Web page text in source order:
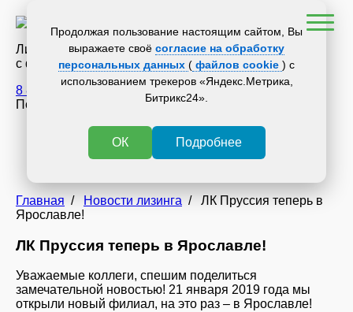
Лизинговая компания
с филиалами по всей России
8 800 700 34 36
Получить консультацию
Новости лизинга
Главная / Новости лизинга / ЛК Пруссия теперь в
Ярославле!
ЛК Пруссия теперь в Ярославле!
Уважаемые коллеги, cпешим поделиться
замечательной новостью! 21 января 2019 года мы
открыли новый филиал, на это раз – в Ярославле!
Продолжая пользование настоящим сайтом, Вы
выражаете своё согласие на обработку
персональных данных ( файлов cookie ) с
использованием трекеров «Яндекс.Метрика,
Битрикс24».
ОК Подробнее